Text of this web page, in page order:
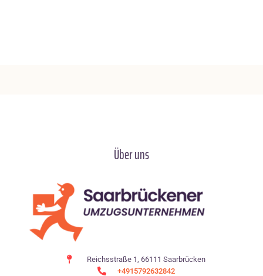
Über uns
Reichsstraße 1, 66111 Saarbrücken
+4915792632842